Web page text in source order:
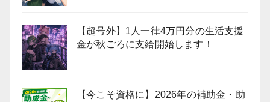
【超号外】1人一律4万円分の生活支援
金が秋ごろに支給開始します！
【今こそ資格に】2026年の補助金・助